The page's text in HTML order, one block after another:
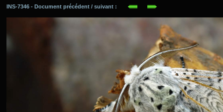
INS-7346 - Document précédent / suivant :